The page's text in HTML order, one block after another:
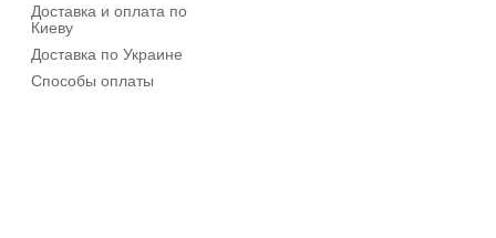
Доставка и оплата по
Киеву
Доставка по Украине
Способы оплаты